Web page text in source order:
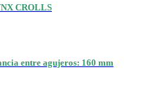
CROLLS
entre agujeros: 160 mm